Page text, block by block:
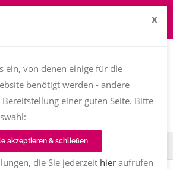
Textinen Sabine Olschner
X
ein, von denen einige für die
benötigt werden - andere
einer guten Seite. Bitte
akzeptieren & schließen
die Sie jederzeit hieraufrufen